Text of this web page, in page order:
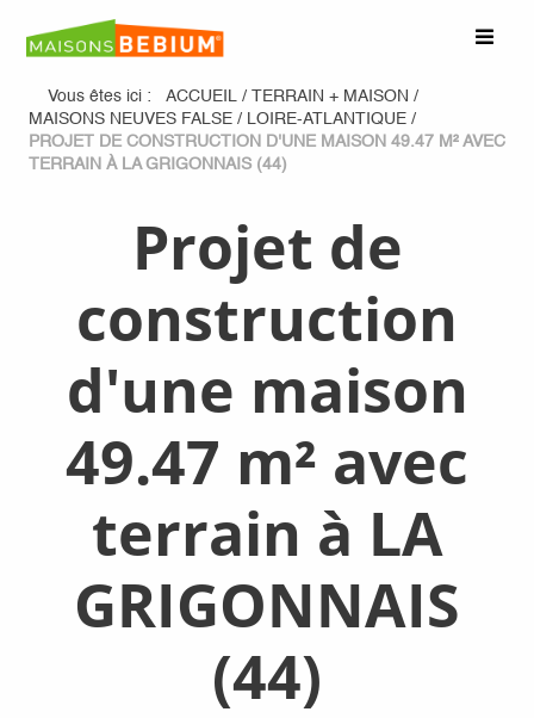
Vous êtes ici : ACCUEIL / TERRAIN + MAISON /
MAISONS NEUVES FALSE / LOIRE-ATLANTIQUE /
PROJET DE CONSTRUCTION D'UNE MAISON 49.47 M² AVEC
TERRAIN À LA GRIGONNAIS (44)
Projet de
construction
d'une maison
49.47 m² avec
terrain à LA
GRIGONNAIS
(44)